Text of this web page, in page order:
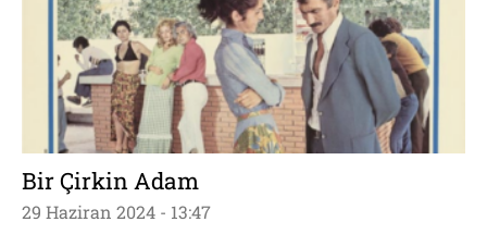
Bir Çirkin Adam
29 Haziran 2024 - 13:47